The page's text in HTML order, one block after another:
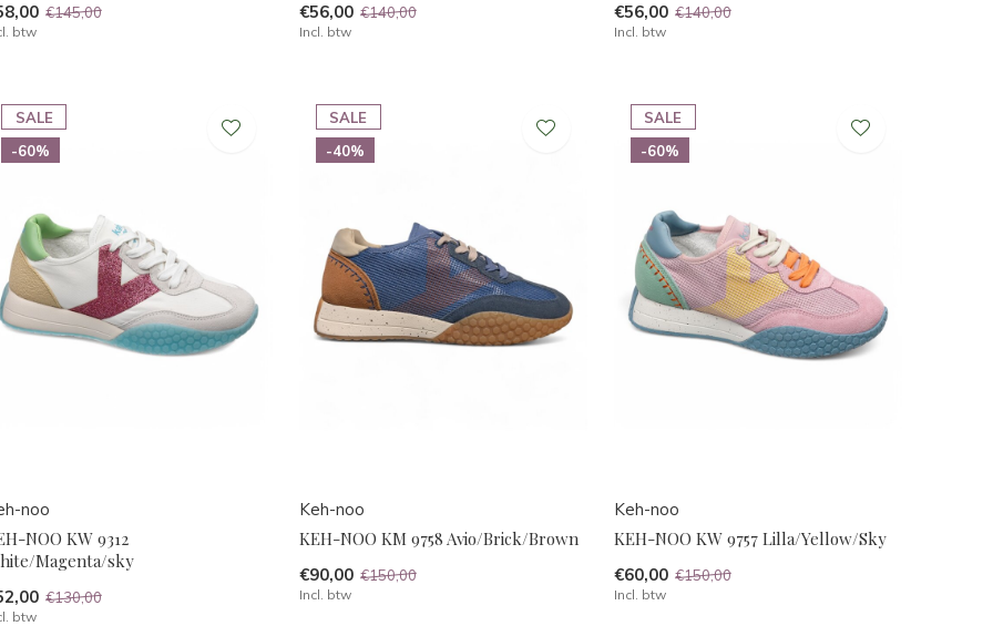
€145,00
btw
€56,00 €140,00
Incl. btw
€56,00 €140,00
Incl. btw
SALE
-60%
noo
NOO KW 9312
Magenta/sky
€130,00
btw
SALE
-40%
Keh-noo
KEH-NOO KM 9758 Avio/Brick/Brown
€90,00 €150,00
Incl. btw
SALE
-60%
Keh-noo
KEH-NOO KW 9757 Lilla/Yellow/Sky
€60,00 €150,00
Incl. btw